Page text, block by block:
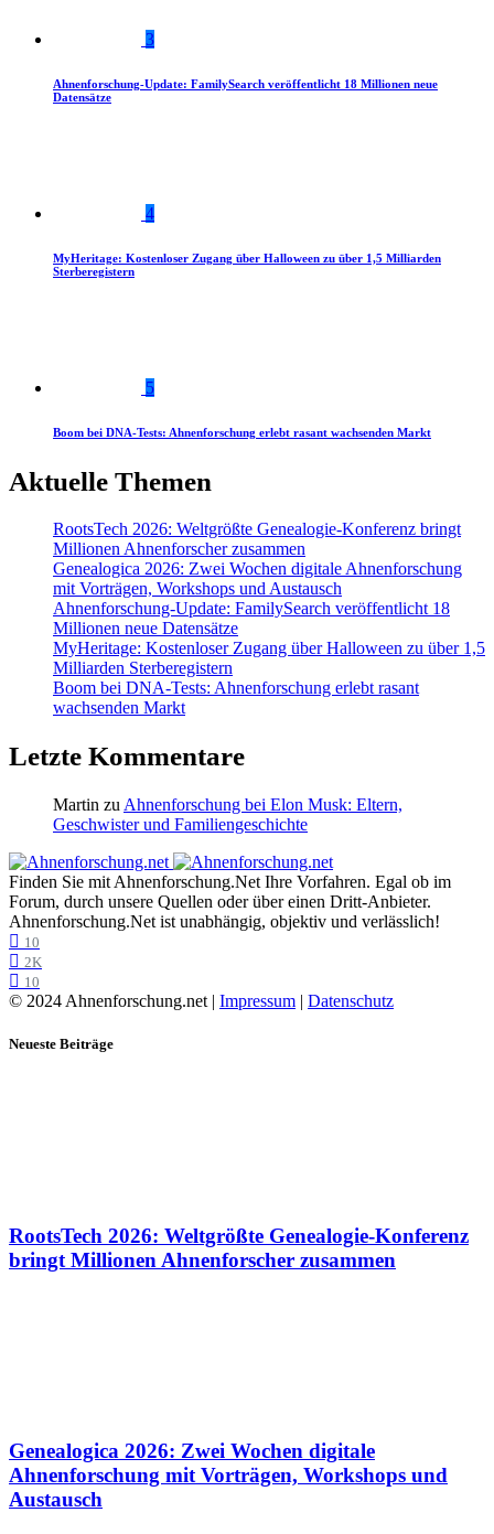
3
Ahnenforschung-Update: FamilySearch veröffentlicht 18 Millionen neue
Datensätze
4
MyHeritage: Kostenloser Zugang über Halloween zu über 1,5 Milliarden
Sterberegistern
5
Boom bei DNA-Tests: Ahnenforschung erlebt rasant wachsenden Markt
Aktuelle Themen
RootsTech 2026: Weltgrößte Genealogie-Konferenz bringt
Millionen Ahnenforscher zusammen
Genealogica 2026: Zwei Wochen digitale Ahnenforschung
mit Vorträgen, Workshops und Austausch
Ahnenforschung-Update: FamilySearch veröffentlicht 18
Millionen neue Datensätze
MyHeritage: Kostenloser Zugang über Halloween zu über 1,5
Milliarden Sterberegistern
Boom bei DNA-Tests: Ahnenforschung erlebt rasant
wachsenden Markt
Letzte Kommentare
Martin zu Ahnenforschung bei Elon Musk: Eltern,
Geschwister und Familiengeschichte
Finden Sie mit Ahnenforschung.Net Ihre Vorfahren. Egal ob im
Forum, durch unsere Quellen oder über einen Dritt-Anbieter.
Ahnenforschung.Net ist unabhängig, objektiv und verlässlich!
10
2K
10
© 2024 Ahnenforschung.net | Impressum | Datenschutz
Neueste Beiträge
RootsTech 2026: Weltgrößte Genealogie-Konferenz
bringt Millionen Ahnenforscher zusammen
Genealogica 2026: Zwei Wochen digitale
Ahnenforschung mit Vorträgen, Workshops und
Austausch